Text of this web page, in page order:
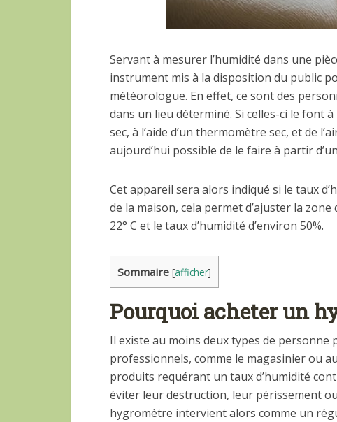
Servant à mesurer l’humidité dans une
instrument mis à la disposition du public
météorologue. En effet, ce sont des
dans un lieu déterminé. Si celles-ci le font
sec, à l’aide d’un thermomètre sec, et de
aujourd’hui possible de le faire à partir
Cet appareil sera alors indiqué si le taux
de la maison, cela permet d’ajuster la
22° C et le taux d’humidité d’environ 50%.
Sommaire [afficher]
Pourquoi acheter un
Il existe au moins deux types de personne
professionnels, comme le magasinier ou
produits requérant un taux d’humidité
éviter leur destruction, leur périssement
hygromètre intervient alors comme un